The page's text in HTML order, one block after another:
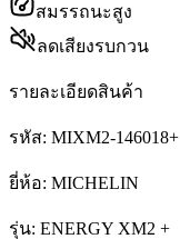
สมรรถนะสูง
ลดเสียงรบกวน
รายละเอียดสินค้า
รหัส: MIXM2-146018+
ยี่ห้อ: MICHELIN
รุ่น: ENERGY XM2 +